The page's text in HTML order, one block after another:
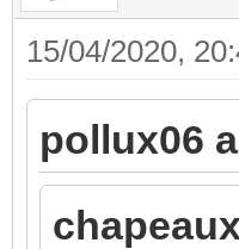
15/04/2020,
pollux06